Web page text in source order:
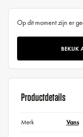
Op dit moment zijn er
BEKIJK
Productdetails
Merk Vans